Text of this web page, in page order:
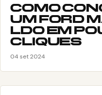
COMO
UM FORD
LDO EM
CLIQUES
04 set 2024